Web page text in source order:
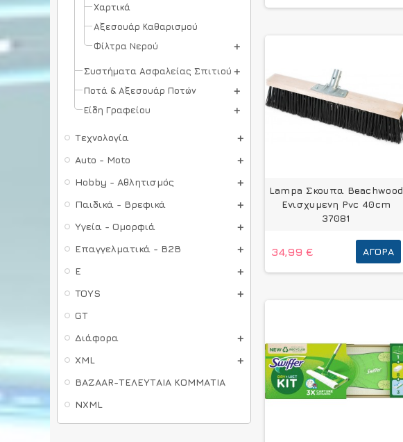
Χαρτικά
Αξεσουάρ Καθαρισμού
Φίλτρα Νερού
Συστήματα Ασφαλείας Σπιτιού
Ποτά & Αξεσουάρ Ποτών
Είδη Γραφείου
Τεχνολογία
Auto - Moto
Hobby - Αθλητισμός
Παιδικά - Βρεφικά
Υγεία - Ομορφιά
Επαγγελματικά - B2B
E
TOYS
GT
Διάφορα
XML
BAZAAR-ΤΕΛΕΥΤΑΙΑ ΚΟΜΜΑΤΙΑ
NXML
Lampa Σκουπα Beachwood
Ενισχυμενη Pvc 40cm
37081
34,99 € ΑΓΟΡΆ